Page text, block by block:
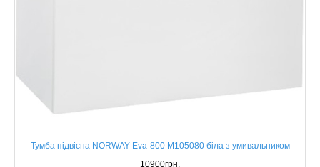
Тумба підвісна NORWAY Eva-800 M105080 біла з умивальником
10900грн.